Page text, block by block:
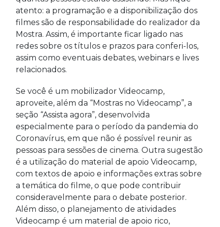
atento: a programação e a disponibilização dos
filmes são de responsabilidade do realizador da
Mostra. Assim, é importante ficar ligado nas
redes sobre os títulos e prazos para conferi-los,
assim como eventuais debates, webinars e lives
relacionados.
Se você é um mobilizador Videocamp,
aproveite, além da “Mostras no Videocamp”, a
seção “Assista agora”, desenvolvida
especialmente para o período da pandemia do
Coronavírus, em que não é possível reunir as
pessoas para sessões de cinema. Outra sugestão
é a utilização do material de apoio Videocamp,
com textos de apoio e informações extras sobre
a temática do filme, o que pode contribuir
consideravelmente para o debate posterior.
Além disso, o planejamento de atividades
Videocamp é um material de apoio rico,